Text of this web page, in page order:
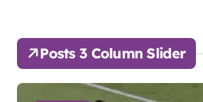
Posts 3 Column Slider